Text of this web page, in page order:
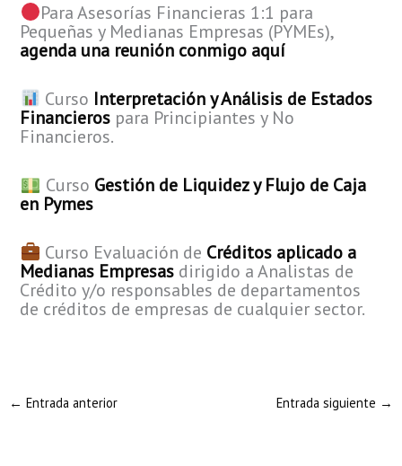
​Para Asesorías Financieras 1:1 para
Pequeñas y Medianas Empresas (PYMEs),
agenda una reunión conmigo aquí ​
​ Curso Interpretación y Análisis de Estados
Financieros para Principiantes y No
Financieros.
​ Curso Gestión de Liquidez y Flujo de Caja
en Pymes
​Curso Evaluación de Créditos aplicado a
Medianas Empresas dirigido a Analistas de
Crédito y/o responsables de departamentos
de créditos de empresas de cualquier sector.
← Entrada anterior Entrada siguiente →